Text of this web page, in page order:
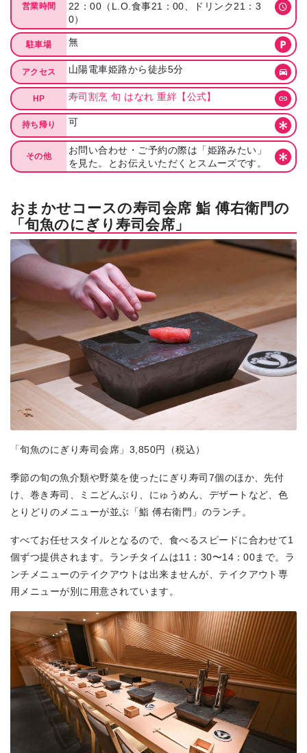
営業時間
22：00（L.O.食事21：00、ドリンク21：3
0）
駐車場 無
アクセス 山陽電車姫路から徒歩5分
HP 寿司割烹 旬 はなれ 重絆【公式】
持ち帰り 可
その他
お問い合わせ・ご予約の際は「姫路みたい」
を見た。とお伝えいただくとスムーズです。
おまかせコースの寿司会席 鮨 傅右衛門の
「旬魚のにぎり寿司会席」
「旬魚のにぎり寿司会席」3,850円（税込）
季節の旬の魚介類や野菜を使ったにぎり寿司7個のほか、先付
け、巻き寿司、ミニどんぶり、にゅうめん、デザートなど、色
とりどりのメニューが並ぶ「鮨 傅右衛門」のランチ。
すべてお任せスタイルとなるので、食べるスピードに合わせて1
個ずつ提供されます。ランチタイムは11：30〜14：00まで。ラ
ンチメニューのテイクアウトは出来ませんが、テイクアウト専
用メニューが別に用意されています。